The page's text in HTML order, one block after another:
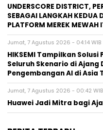
UNDERSCORE DISTRICT,
SEBAGAI LANGKAH KEDUA
PLATFORM MEREK MEWAH
Jumat, 7 Agustus 2026 - 04:14 WIB
HIKSEMI Tampilkan
Seluruh Skenario di Ajang
Pengembangan AI di Asia
Jumat, 7 Agustus 2026 - 00:42 WIB
Huawei Jadi Mitra bagi